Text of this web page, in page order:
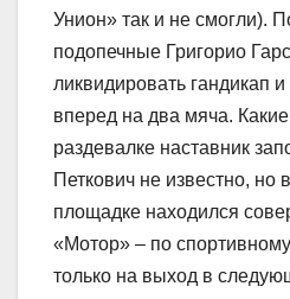
Унион» так и не смогли).
подопечные Григорио
ликвидировать гандикап
вперед на два мяча.
раздевалке наставник
Петкович не известно, но
площадке находился
«Мотор» – по
только на выход в